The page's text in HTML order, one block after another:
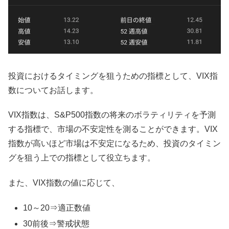
投資におけるタイミングを狙うための指標として、VIX指
数についてお話します。
VIX指数は、S&P500指数の将来のボラティリティを予測
する指標で、市場の不安定性を測ることができます。VIX
指数が高いほど市場は不安定になるため、投資のタイミン
グを狙う上での指標として役立ちます。
また、VIX指数の値に応じて、
10～20⇒適正数値
30前後⇒警戒状態